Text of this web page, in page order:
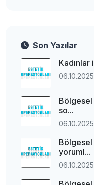
Son Yazılar
06.10.2025
Bölgesel
so...
06.10.2025
Bölgesel
yoruml...
06.10.2025